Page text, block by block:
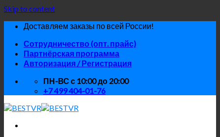
Skip to content
Доставляем заказы по всей России!
Сотрудничество (опт. прайс)
Партнёрская программа
Авторизация / Регистрация
ПН-ВС с 10:00 до 20:00
+7 499 404-01-76